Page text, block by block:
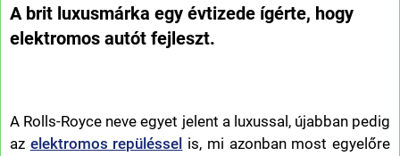
A brit luxusmárka egy évtizede ígérte, hogy
elektromos autót fejleszt.
A Rolls-Royce neve egyet jelent a luxussal, újabban pedig
az elektromos repüléssel is, mi azonban most egyelőre